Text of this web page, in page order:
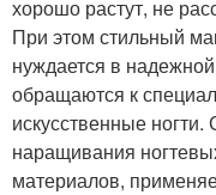
хорошо растут, не
При этом стильный
нуждается в
обращаются к
искусственные
наращивания
материалов,